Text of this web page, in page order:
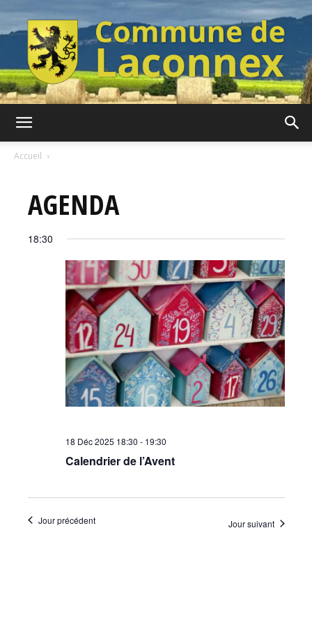
Accueil
AGENDA
18:30
18 Déc 2025 18:30 - 19:30
Calendrier de l’Avent
Jour précédent Jour suivant